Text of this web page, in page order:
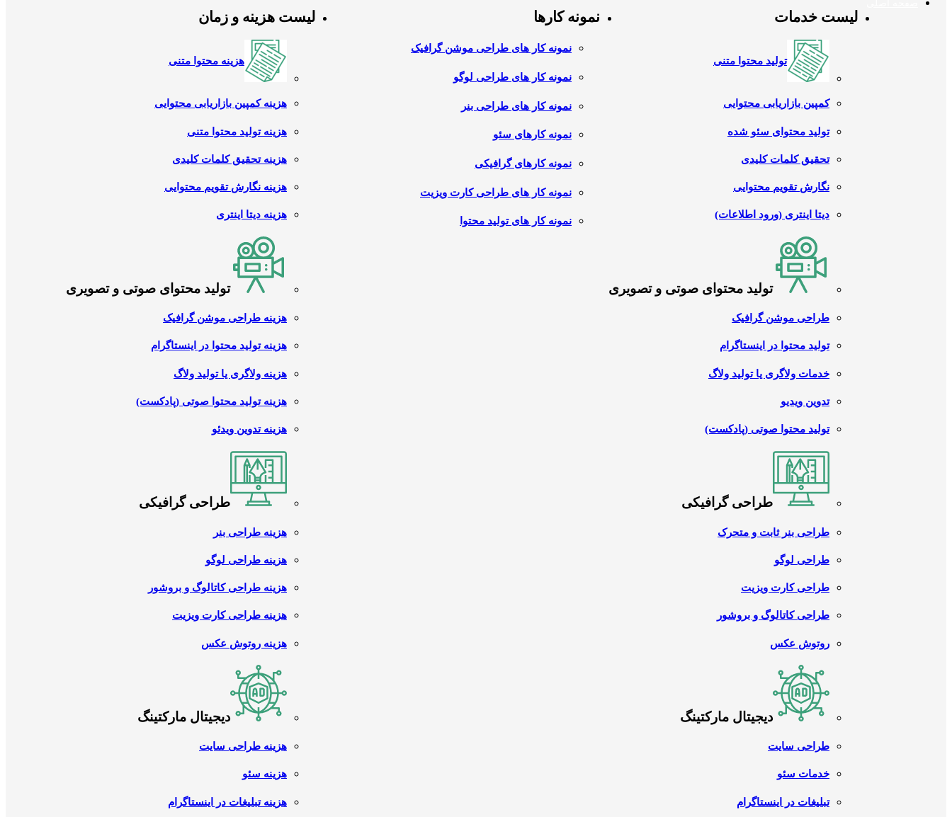
لیست خدمات
تولید محتوا متنی
کمپین بازاریابی محتوایی
تولید محتوای سئو شده
تحقیق کلمات کلیدی
نگارش تقویم محتوایی
دیتا اینتری (ورود اطلاعات)
تولید محتوای صوتی و تصویری
طراحی موشن گرافیک
تولید محتوا در اینستاگرام
خدمات ولاگری یا تولید ولاگ
تدوین ویدیو
تولید محتوا صوتی (پادکست)
طراحی گرافیکی
طراحی بنر ثابت و متحرک
طراحی لوگو
طراحی کارت ویزیت
طراحی کاتالوگ و بروشور
روتوش عکس
دیجیتال مارکتینگ
طراحی سایت
خدمات سئو
تبلیغات در اینستاگرام
نمونه کارها
نمونه کار های طراحی موشن گرافیک
نمونه کار های طراحی لوگو
نمونه کار های طراحی بنر
نمونه کارهای سئو
نمونه کارهای گرافیکی
نمونه کار های طراحی کارت ویزیت
نمونه کار های تولید محتوا
لیست هزینه و زمان
هزینه محتوا متنی
هزینه کمپین بازاریابی محتوایی
هزینه تولید محتوا متنی
هزینه تحقیق کلمات کلیدی
هزینه نگارش تقویم محتوایی
هزینه دیتا اینتری
تولید محتوای صوتی و تصویری
هزینه طراحی موشن گرافیک
هزینه تولید محتوا در اینستاگرام
هزینه ولاگری یا تولید ولاگ
هزینه تولید محتوا صوتی (پادکست)
هزینه تدوین ویدئو
طراحی گرافیکی
هزینه طراحی بنر
هزینه طراحی لوگو
هزینه طراحی کاتالوگ و بروشور
هزینه طراحی کارت ویزیت
هزینه روتوش عکس
دیجیتال مارکتینگ
هزینه طراحی سایت
هزینه سئو
هزینه تبلیغات در اینستاگرام